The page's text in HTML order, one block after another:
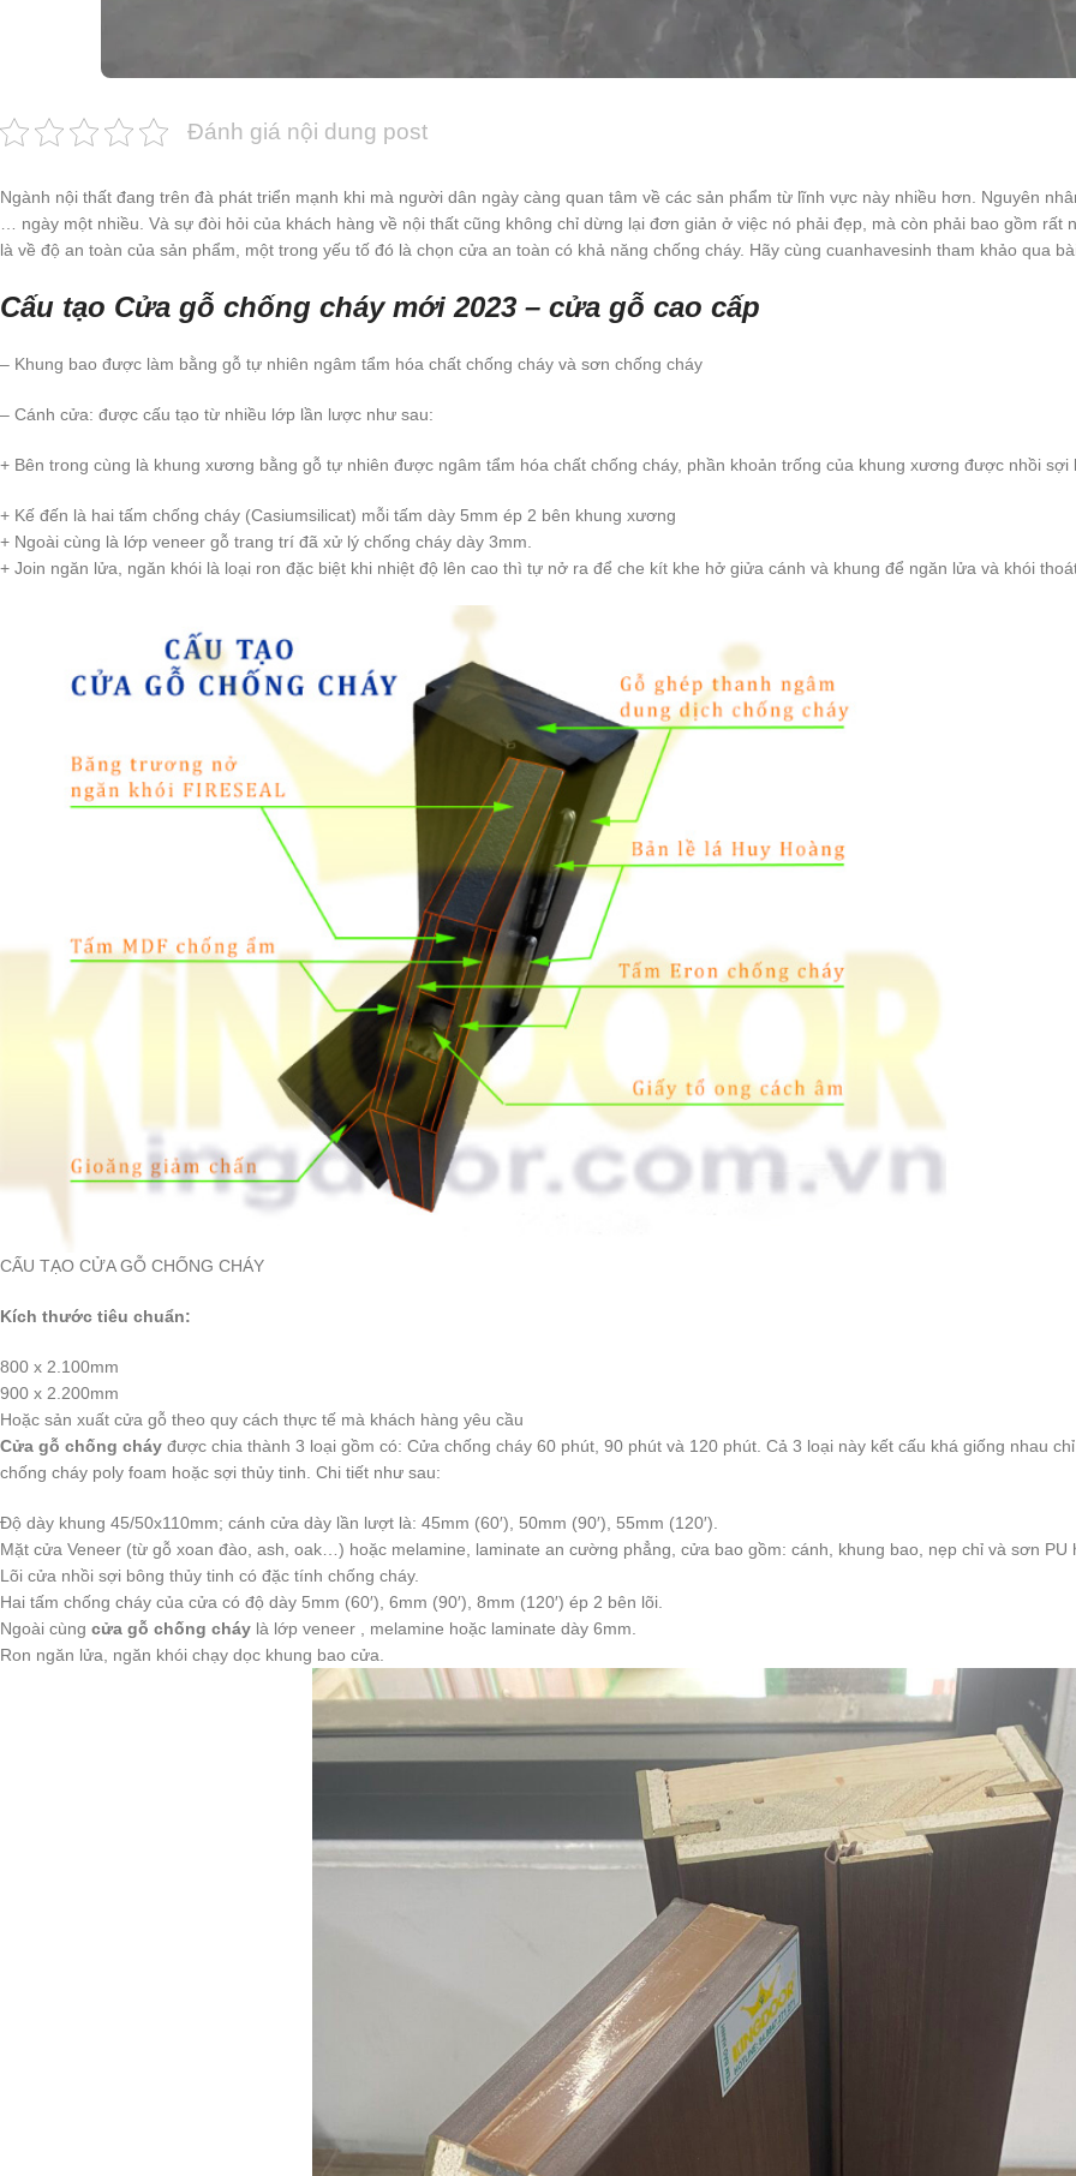
Đánh giá nội dung post
Ngành nội thất đang trên đà phát triển mạnh khi mà người dân ngày càng quan tâm về các sản phẩm từ lĩnh vực này nhiều hơn. Nguyên
… ngày một nhiều. Và sự đòi hỏi của khách hàng về nội thất cũng không chỉ dừng lại đơn giản ở việc nó phải đẹp, mà còn phải bao gồm
là về độ an toàn của sản phẩm, một trong yếu tố đó là chọn cửa an toàn có khả năng chống cháy. Hãy cùng cuanhavesinh tham khảo qua
Cấu tạo Cửa gỗ chống cháy mới 2023 – cửa gỗ cao cấp
– Khung bao được làm bằng gỗ tự nhiên ngâm tẩm hóa chất chống cháy và sơn chống cháy
– Cánh cửa: được cấu tạo từ nhiều lớp lần lược như sau:
+ Bên trong cùng là khung xương bằng gỗ tự nhiên được ngâm tẩm hóa chất chống cháy, phần khoản trống của khung xương được nhồi sợi
+ Kế đến là hai tấm chống cháy (Casiumsilicat) mỗi tấm dày 5mm ép 2 bên khung xương
+ Ngoài cùng là lớp veneer gỗ trang trí đã xử lý chống cháy dày 3mm.
+ Join ngăn lửa, ngăn khói là loại ron đặc biệt khi nhiệt độ lên cao thì tự nở ra để che kít khe hở giửa cánh và khung để ngăn lửa và khói
CẤU TẠO CỬA GỖ CHỐNG CHÁY
Kích thước tiêu chuẩn:
800 x 2.100mm
900 x 2.200mm
Hoặc sản xuất cửa gỗ theo quy cách thực tế mà khách hàng yêu cầu
Cửa gỗ chống cháy được chia thành 3 loại gồm có: Cửa chống cháy 60 phút, 90 phút và 120 phút. Cả 3 loại này kết cấu khá giống nhau
chống cháy poly foam hoặc sợi thủy tinh. Chi tiết như sau:
Độ dày khung 45/50x110mm; cánh cửa dày lần lượt là: 45mm (60′), 50mm (90′), 55mm (120′).
Mặt cửa Veneer (từ gỗ xoan đào, ash, oak…) hoặc melamine, laminate an cường phẳng, cửa bao gồm: cánh, khung bao, nẹp chỉ và sơn PU
Lõi cửa nhồi sợi bông thủy tinh có đặc tính chống cháy.
Hai tấm chống cháy của cửa có độ dày 5mm (60′), 6mm (90′), 8mm (120′) ép 2 bên lõi.
Ngoài cùng cửa gỗ chống cháy là lớp veneer , melamine hoặc laminate dày 6mm.
Ron ngăn lửa, ngăn khói chạy dọc khung bao cửa.